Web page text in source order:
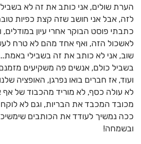
הערת שולים, אני כותב את זה לא
לזה, אבל אני חושב שזה קצת כפיות
לאשכול הזה, ואף אחד מהם לא טרח
שוב, אני לא כותב את זה בשבילי
בשביל כולם, אנשים פה משקיעים
ועוד, אז חברים בואו נפרגן, האופציה
לא עולה כסף, לא מוריד מהכבוד של אף
מכובד המכבד את הבריות, וגם לא לוקח
ככה נמשיך לעודד את הכותבים
ובשמחה!